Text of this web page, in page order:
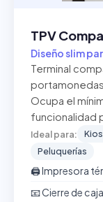
TPV
Diseño slim
Terminal
Ocupa el
funcionalidad
Ideal para:
Peluquerías
🖨️ Impresora
📧 Cierre de